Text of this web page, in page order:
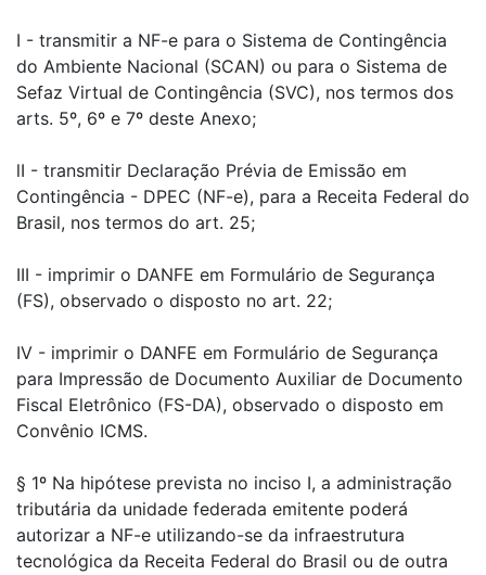
I - transmitir a NF-e para o Sistema de Contingência
do Ambiente Nacional (SCAN) ou para o Sistema de
Sefaz Virtual de Contingência (SVC), nos termos dos
arts. 5º, 6º e 7º deste Anexo;
lI - transmitir Declaração Prévia de Emissão em
Contingência - DPEC (NF-e), para a Receita Federal do
Brasil, nos termos do art. 25;
III - imprimir o DANFE em Formulário de Segurança
(FS), observado o disposto no art. 22;
IV - imprimir o DANFE em Formulário de Segurança
para Impressão de Documento Auxiliar de Documento
Fiscal Eletrônico (FS-DA), observado o disposto em
Convênio ICMS.
§ 1º Na hipótese prevista no inciso I, a administração
tributária da unidade federada emitente poderá
autorizar a NF-e utilizando-se da infraestrutura
tecnológica da Receita Federal do Brasil ou de outra